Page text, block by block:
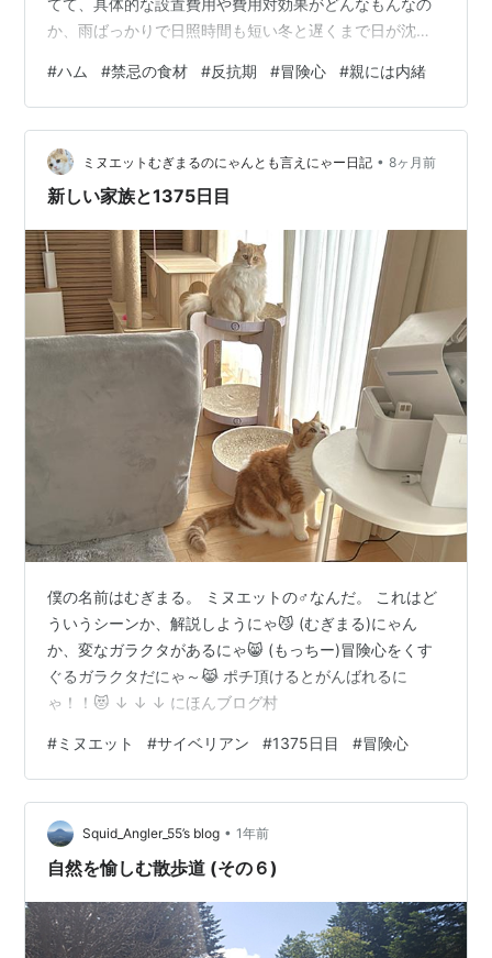
てて、具体的な設置費用や費用対効果がどんなもんなの
か、雨ばっかりで日照時間も短い冬と遅くまで日が沈ま
きたいことはありますが、つけたばっかりじゃわかんな
いですよね。 そんでもって、スターマー首相が訪日して
るってニュースでBBCラジオのアナウンサーさんが「高
市早苗」って言えなくて「サニィ・タッキィツィ」とか
言ってたよ、などとどうでもいい話題くらいしか絞り出
#ハム #禁忌の食材 #反抗期 #冒険心 #親には内緒
ミヌエットむぎまるのにゃんとも言えにゃー日記 • 8ヶ月前
新しい家族と1375日目
僕の名前はむぎまる。 ミヌエットの♂なんだ。 これはど
ういうシーンか、解説しようにゃ😼 (むぎまる)にゃん
か、変なガラクタがあるにゃ😸 (もっちー)冒険心をくす
ぐるガラクタだにゃ～😹 ポチ頂けるとがんばれるに
ゃ！！😻 ↓ ↓ ↓ にほんブログ村
#ミヌエット #サイベリアン #1375日目 #冒険心
Squid_Angler_55’s blog • 1年前
自然を愉しむ散歩道 (その６)